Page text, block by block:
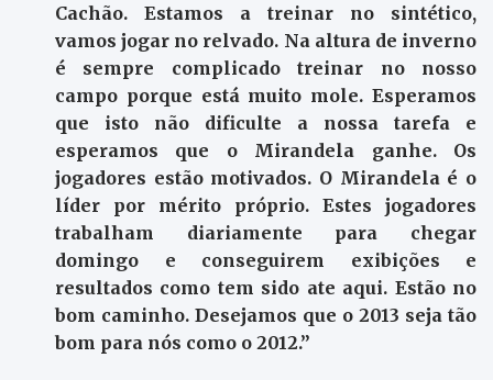
Cachão. Estamos a treinar no sintético,
vamos jogar no relvado. Na altura de inverno
é sempre complicado treinar no nosso
campo porque está muito mole. Esperamos
que isto não dificulte a nossa tarefa e
esperamos que o Mirandela ganhe. Os
jogadores estão motivados. O Mirandela é o
líder por mérito próprio. Estes jogadores
trabalham diariamente para chegar
domingo e conseguirem exibições e
resultados como tem sido ate aqui. Estão no
bom caminho. Desejamos que o 2013 seja tão
bom para nós como o 2012.”